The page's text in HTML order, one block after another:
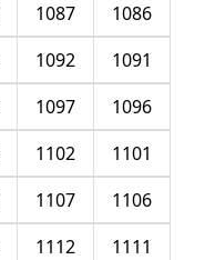
1086
1087
1091
1092
1096
1097
1101
1102
1106
1107
1111
1112